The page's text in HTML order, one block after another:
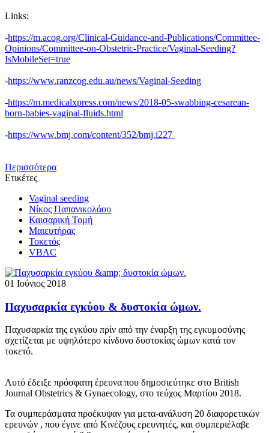
Links:
-https://m.acog.org/Clinical-Guidance-and-Publications/Committee-
Opinions/Committee-on-Obstetric-Practice/Vaginal-Seeding?
IsMobileSet=true
-https://www.ranzcog.edu.au/news/Vaginal-Seeding
-https://m.medicalxpress.com/news/2018-05-swabbing-cesarean-
born-babies-vaginal-fluids.html
-https://www.bmj.com/content/352/bmj.i227
Περισσότερα
Ετικέτες
Vaginal seeding
Νίκος Παπανικολάου
Καισαρική Τομή
Μαιευτήρας
Τοκετός
VBAC
01 Ιούνιος 2018
Παχυσαρκία εγκύου & δυστοκία ώμων.
Παχυσαρκία της εγκύου πρίν από την έναρξη της εγκυμοσύνης
σχετίζεται με υψηλότερο κίνδυνο δυστοκίας ώμων κατά τον
τοκετό.
Αυτό έδειξε πρόσφατη έρευνα που δημοσιεύτηκε στο British
Journal Obstetrics & Gynaecology, στο τεύχος Μαρτίου 2018.
Τα συμπεράσματα προέκυψαν για μετα-ανάλυση 20 διαφορετικών
ερευνών , που έγινε από Κινέζους ερευνητές, και συμπεριέλαβε